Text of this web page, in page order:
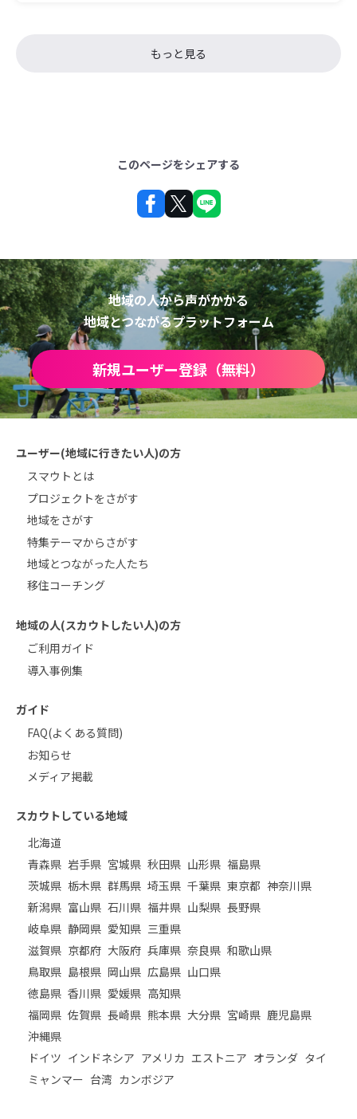
もっと見る
このページをシェアする
地域の人から声がかかる
地域とつながるプラットフォーム
新規ユーザー登録（無料）
ユーザー(地域に行きたい人)の方
スマウトとは
プロジェクトをさがす
地域をさがす
特集テーマからさがす
地域とつながった人たち
移住コーチング
地域の人(スカウトしたい人)の方
ご利用ガイド
導入事例集
ガイド
FAQ(よくある質問)
お知らせ
メディア掲載
スカウトしている地域
北海道
青森県 岩手県 宮城県 秋田県 山形県 福島県
茨城県 栃木県 群馬県 埼玉県 千葉県 東京都 神奈川県
新潟県 富山県 石川県 福井県 山梨県 長野県
岐阜県 静岡県 愛知県 三重県
滋賀県 京都府 大阪府 兵庫県 奈良県 和歌山県
鳥取県 島根県 岡山県 広島県 山口県
徳島県 香川県 愛媛県 高知県
福岡県 佐賀県 長崎県 熊本県 大分県 宮崎県 鹿児島県
沖縄県
ドイツ インドネシア アメリカ エストニア オランダ タイ
ミャンマー 台湾 カンボジア